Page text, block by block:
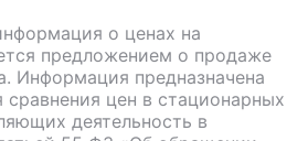
о ценах на
предложением о продаже
Информация предназначена
сравнения цен в стационарных
деятельность в